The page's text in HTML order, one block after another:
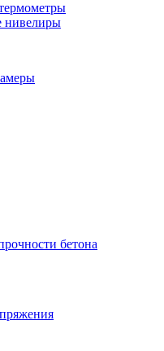
нивелиры
бетона